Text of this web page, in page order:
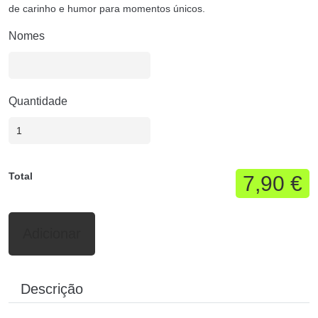
de carinho e humor para momentos únicos.
Nomes
Quantidade
Total 7,90 €
Descrição